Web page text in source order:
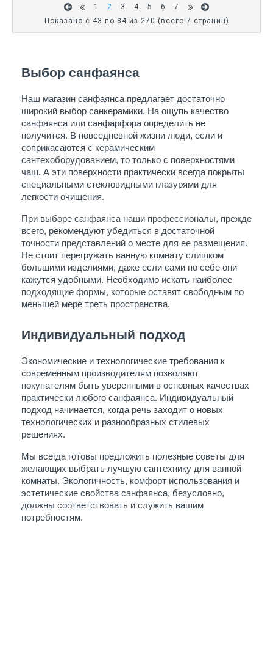
Выбор санфаянса
Наш магазин санфаянса предлагает достаточно
широкий выбор санкерамики. На ощупь качество
санфаянса или санфарфора определить не
получится. В повседневной жизни люди, если и
соприкасаются с керамическим
сантехоборудованием, то только с поверхностями
чаш. А эти поверхности практически всегда покрыты
специальными стекловидными глазурями для
легкости очищения.
При выборе санфаянса наши профессионалы, прежде
всего, рекомендуют убедиться в достаточной
точности представлений о месте для ее размещения.
Не стоит перегружать ванную комнату слишком
большими изделиями, даже если сами по себе они
кажутся удобными. Необходимо искать наиболее
подходящие формы, которые оставят свободным по
меньшей мере треть пространства.
Индивидуальный подход
Экономические и технологические требования к
современным производителям позволяют
покупателям быть уверенными в основных качествах
практически любого санфаянса. Индивидуальный
подход начинается, когда речь заходит о новых
технологических и разнообразных стилевых
решениях.
Мы всегда готовы предложить полезные советы для
желающих выбрать лучшую сантехнику для ванной
комнаты. Экологичность, комфорт использования и
эстетические свойства санфаянса, безусловно,
должны соответствовать и служить вашим
потребностям.
1 2 3 4 5 6
7
Показано с 43 по 84 из 270 (всего 7 страниц)